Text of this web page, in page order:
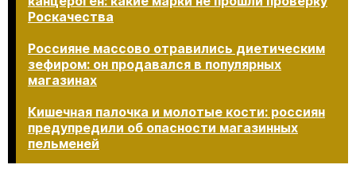
Роскачества
Россияне массово отравились диетическим
зефиром: он продавался в популярных
магазинах
Кишечная палочка и молотые кости: россиян
предупредили об опасности магазинных
пельменей